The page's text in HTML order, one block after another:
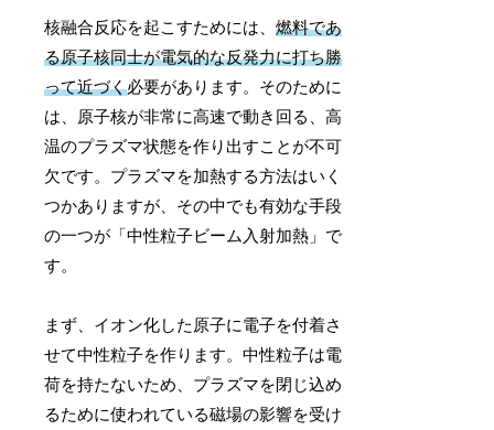
核融合反応を起こすためには、燃料であ
る原子核同士が電気的な反発力に打ち勝
って近づく必要があります。そのために
は、原子核が非常に高速で動き回る、高
温のプラズマ状態を作り出すことが不可
欠です。プラズマを加熱する方法はいく
つかありますが、その中でも有効な手段
の一つが「中性粒子ビーム入射加熱」で
す。
まず、イオン化した原子に電子を付着さ
せて中性粒子を作ります。中性粒子は電
荷を持たないため、プラズマを閉じ込め
るために使われている磁場の影響を受け